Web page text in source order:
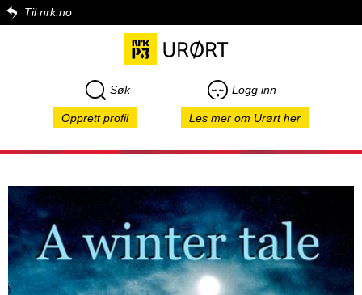
Til nrk.no
Søk Logg inn
Opprett profil Les mer om Urørt her